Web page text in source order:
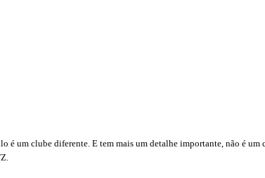
um clube diferente. E tem mais um detalhe importante, não é um